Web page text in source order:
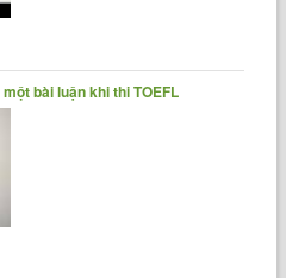
bài luận khi thi TOEFL